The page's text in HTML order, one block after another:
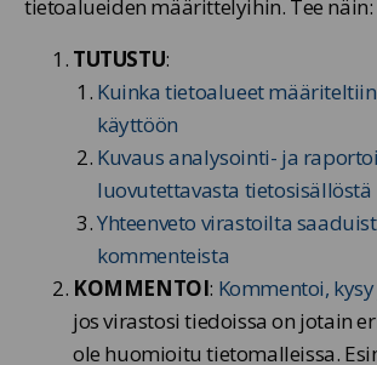
tietoalueiden määrittelyihin. Tee näin:
TUTUSTU:
Kuinka tietoalueet
käyttöön
Kuvaus analysointi- ja
luovutettavasta tietosisällöstä
Yhteenveto virastoilta
kommenteista
KOMMENTOI: Kommentoi,
jos virastosi tiedoissa on jotain
ole huomioitu tietomalleissa.